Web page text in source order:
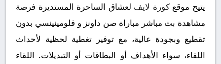
يتيح موقعكورة لايف لعشاق الساحرة المستديرة فرصة
مشاهدة بث مباشر مباراة صن داونز و فلومينينسي بدون
تقطيع وبجودة عالية، مع توفير تغطية لحظية لأحداث
اللقاء، سواء الأهداف أو البطاقات أو التبديلات. اللقاء